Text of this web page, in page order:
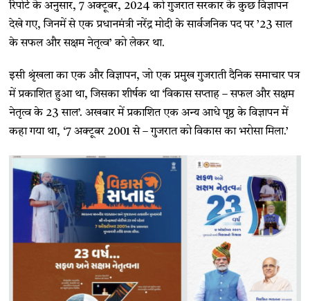
रिपोर्ट के अनुसार, 7 अक्टूबर, 2024 को गुजरात सरकार के कुछ विज्ञापन
देखे गए, जिनमें से एक प्रधानमंत्री नरेंद्र मोदी के सार्वजनिक पद पर ’23 साल
के सफल और सक्षम नेतृत्व’ को लेकर था.
इसी श्रृंखला का एक और विज्ञापन, जो एक प्रमुख गुजराती दैनिक समाचार पत्र
में प्रकाशित हुआ था, जिसका शीर्षक था ‘विकास सप्ताह – सफल और सक्षम
नेतृत्व के 23 साल’. अखबार में प्रकाशित एक अन्य आधे पृष्ठ के विज्ञापन में
कहा गया था, ‘7 अक्टूबर 2001 से – गुजरात को विकास का भरोसा मिला.’